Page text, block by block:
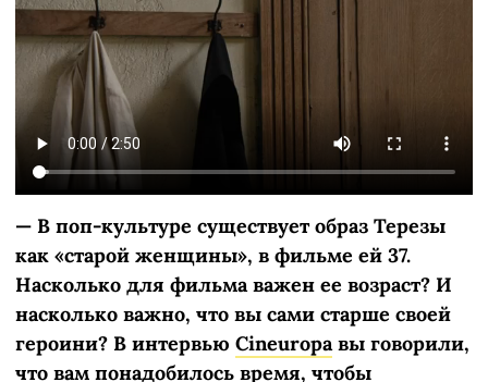
— В поп-культуре существует образ Терезы
как «старой женщины», в фильме ей 37.
Насколько для фильма важен ее возраст? И
насколько важно, что вы сами старше своей
героини? В интервью Cineuropa вы говорили,
что вам понадобилось время, чтобы